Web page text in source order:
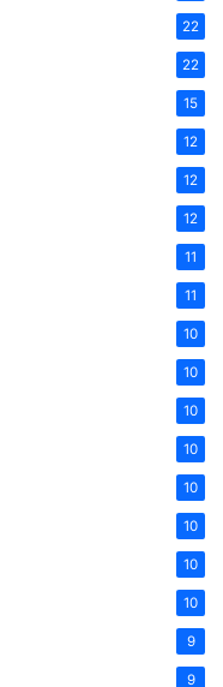
22
22
15
12
12
12
11
11
10
10
10
10
10
10
10
10
9
9